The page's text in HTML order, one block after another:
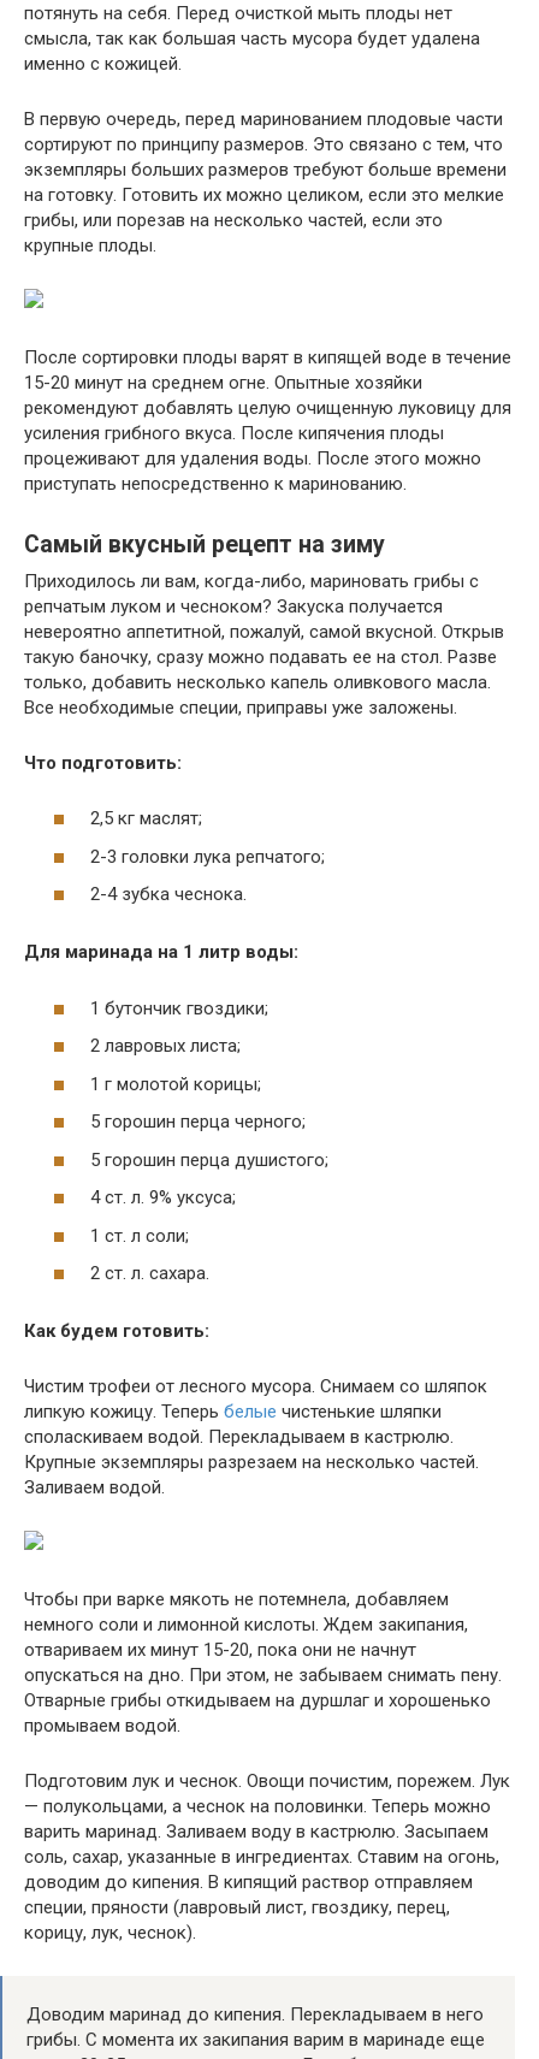
потянуть на себя. Перед очисткой мыть плоды нет
смысла, так как большая часть мусора будет удалена
именно с кожицей.
В первую очередь, перед маринованием плодовые части
сортируют по принципу размеров. Это связано с тем, что
экземпляры больших размеров требуют больше времени
на готовку. Готовить их можно целиком, если это мелкие
грибы, или порезав на несколько частей, если это
крупные плоды.
После сортировки плоды варят в кипящей воде в течение
15-20 минут на среднем огне. Опытные хозяйки
рекомендуют добавлять целую очищенную луковицу для
усиления грибного вкуса. После кипячения плоды
процеживают для удаления воды. После этого можно
приступать непосредственно к маринованию.
Самый вкусный рецепт на зиму
Приходилось ли вам, когда-либо, мариновать грибы с
репчатым луком и чесноком? Закуска получается
невероятно аппетитной, пожалуй, самой вкусной. Открыв
такую баночку, сразу можно подавать ее на стол. Разве
только, добавить несколько капель оливкового масла.
Все необходимые специи, приправы уже заложены.
Что подготовить:
2,5 кг маслят;
2-3 головки лука репчатого;
2-4 зубка чеснока.
Для маринада на 1 литр воды:
1 бутончик гвоздики;
2 лавровых листа;
1 г молотой корицы;
5 горошин перца черного;
5 горошин перца душистого;
4 ст. л. 9% уксуса;
1 ст. л соли;
2 ст. л. сахара.
Как будем готовить:
Чистим трофеи от лесного мусора. Снимаем со шляпок
липкую кожицу. Теперь белые чистенькие шляпки
споласкиваем водой. Перекладываем в кастрюлю.
Крупные экземпляры разрезаем на несколько частей.
Заливаем водой.
Чтобы при варке мякоть не потемнела, добавляем
немного соли и лимонной кислоты. Ждем закипания,
отвариваем их минут 15-20, пока они не начнут
опускаться на дно. При этом, не забываем снимать пену.
Отварные грибы откидываем на дуршлаг и хорошенько
промываем водой.
Подготовим лук и чеснок. Овощи почистим, порежем. Лук
— полукольцами, а чеснок на половинки. Теперь можно
варить маринад. Заливаем воду в кастрюлю. Засыпаем
соль, сахар, указанные в ингредиентах. Ставим на огонь,
доводим до кипения. В кипящий раствор отправляем
специи, пряности (лавровый лист, гвоздику, перец,
корицу, лук, чеснок).
Доводим маринад до кипения. Перекладываем в него
грибы. С момента их закипания варим в маринаде еще